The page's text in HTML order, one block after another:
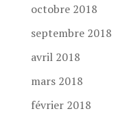
octobre 2018
septembre 2018
avril 2018
mars 2018
février 2018